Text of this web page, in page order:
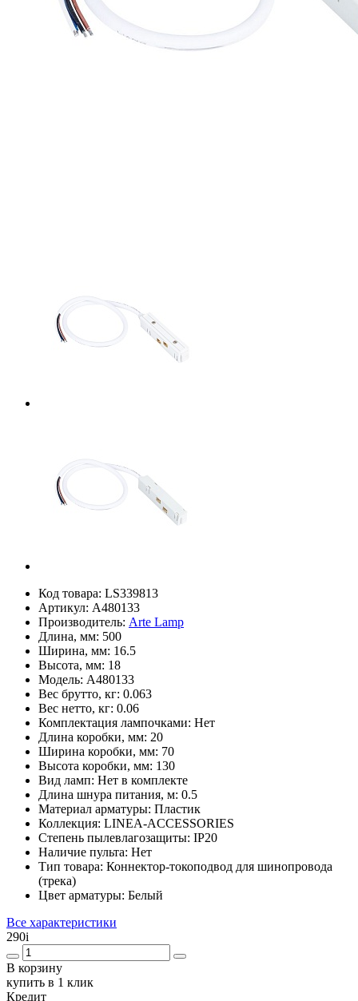
Код товара: LS339813
Артикул: A480133
Производитель: Arte Lamp
Длина, мм: 500
Ширина, мм: 16.5
Высота, мм: 18
Модель: A480133
Вес брутто, кг: 0.063
Вес нетто, кг: 0.06
Комплектация лампочками: Нет
Длина коробки, мм: 20
Ширина коробки, мм: 70
Высота коробки, мм: 130
Вид ламп: Нет в комплекте
Длина шнура питания, м: 0.5
Материал арматуры: Пластик
Коллекция: LINEA-ACCESSORIES
Степень пылевлагозащиты: IP20
Наличие пульта: Нет
Тип товара: Коннектор-токоподвод для шинопровода
(трека)
Цвет арматуры: Белый
Все характеристики
290i
В корзину
купить в 1 клик
Кредит